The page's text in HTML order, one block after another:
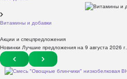
Витамины и добавки
Акции и спецпредложения
Новинки Лучшие предложения на 9 августа 2026 г.